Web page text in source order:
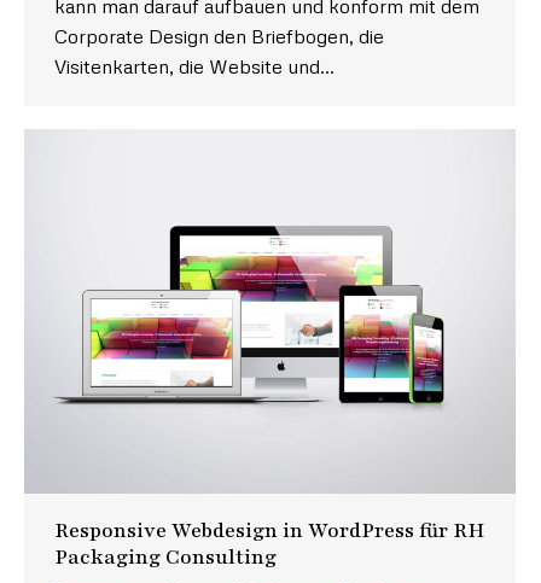
kann man darauf aufbauen und konform mit dem
Corporate Design den Briefbogen, die
Visitenkarten, die Website und…
Responsive Webdesign in WordPress für RH
Packaging Consulting